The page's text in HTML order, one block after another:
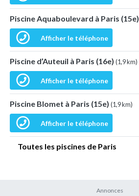
Piscine Aquaboulevard à Paris (15e)
Afficher le téléphone
Piscine d’Auteuil à Paris (16e) (1,9 km)
Afficher le téléphone
Piscine Blomet à Paris (15e) (1,9 km)
Afficher le téléphone
Toutes les piscines de Paris